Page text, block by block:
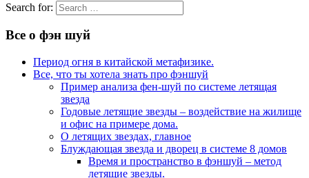
Search for:
Все о фэн шуй
Период огня в китайской метафизике.
Все, что ты хотела знать про фэншуй
Пример анализа фен-шуй по системе летящая
звезда
Годовые летящие звезды – воздействие на жилище
и офис на примере дома.
О летящих звездах, главное
Блуждающая звезда и дворец в системе 8 домов
Время и пространство в фэншуй – метод
летящие звезды.